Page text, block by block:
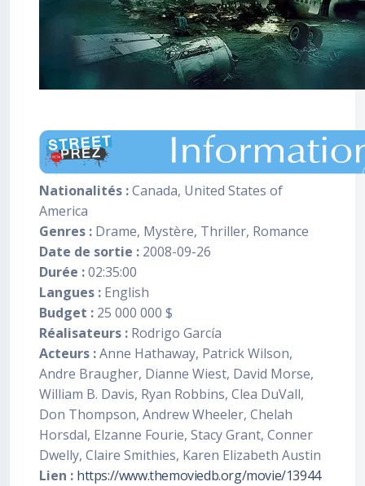
Nationalités :Canada, United States of
America
Genres : Drame, Mystère, Thriller, Romance
Date de sortie : 2008-09-26
Durée :02:35:00
Langues : English
Budget : 25 000 000 $
Réalisateurs : Rodrigo García
Acteurs :Anne Hathaway, Patrick Wilson,
Andre Braugher, Dianne Wiest, David Morse,
William B. Davis, Ryan Robbins, Clea DuVall,
Don Thompson, Andrew Wheeler, Chelah
Horsdal, Elzanne Fourie, Stacy Grant, Conner
Dwelly, Claire Smithies, Karen Elizabeth Austin
Lien : https://www.themoviedb.org/movie/13944